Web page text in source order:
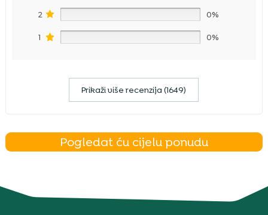
2 0%
1 0%
Prikaži više recenzija (1649)
Pogledat ću cijelu ponudu